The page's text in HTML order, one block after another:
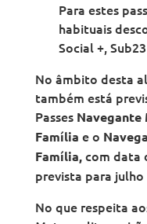
Para estes
habituais
Social +,
No âmbito desta
também está
PassesNavegante
Família e o
Família,com data
prevista para julho
No que respeita